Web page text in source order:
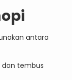
antara
dan tembus